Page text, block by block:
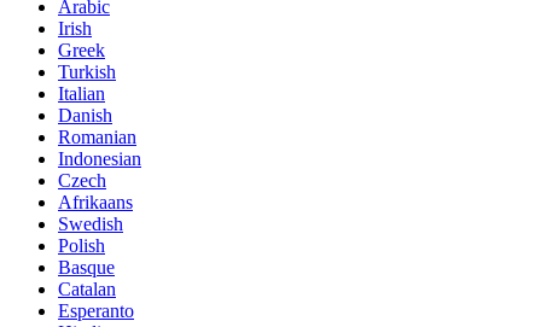
Arabic
Irish
Greek
Turkish
Italian
Danish
Romanian
Indonesian
Czech
Afrikaans
Swedish
Polish
Basque
Catalan
Esperanto